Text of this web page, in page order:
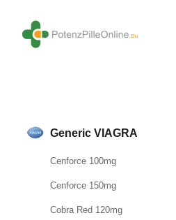
Generic VIAGRA
Cenforce 100mg
Cenforce 150mg
Cobra Red 120mg